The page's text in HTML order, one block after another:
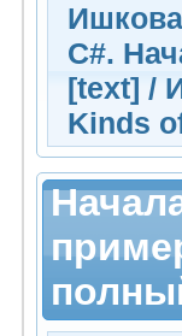
С#.
[text] /
Kinds